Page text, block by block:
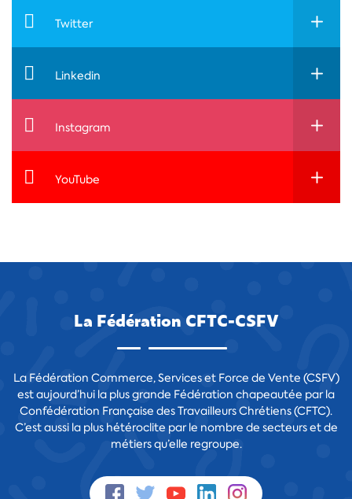
Twitter
Linkedin
Instagram
YouTube
La Fédération CFTC-CSFV
La Fédération Commerce, Services et Force de Vente (CSFV)
est aujourd’hui la plus grande Fédération chapeautée par la
Confédération Française des Travailleurs Chrétiens (CFTC).
C’est aussi la plus hétéroclite par le nombre de secteurs et de
métiers qu’elle regroupe.